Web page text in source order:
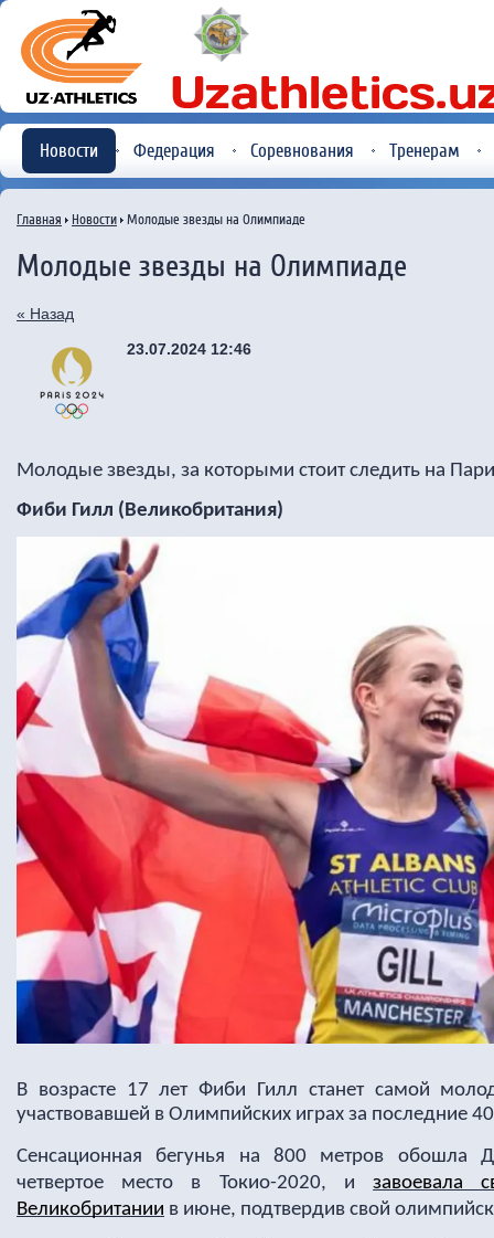
Новости Федерация Соревнования Тренерам
Главная Новости Молодые звезды на Олимпиаде
Молодые звезды на Олимпиаде
« Назад
23.07.2024 12:46
Молодые звезды, за которыми стоит следить на
Фиби Гилл (Великобритания)
В возрасте 17 лет Фиби Гилл станет самой
участвовавшей в Олимпийских играх за последние
Сенсационная бегунья на 800 метров обошла
четвертое место в Токио-2020, и
завоевала
Великобритании в июне, подтвердив свой